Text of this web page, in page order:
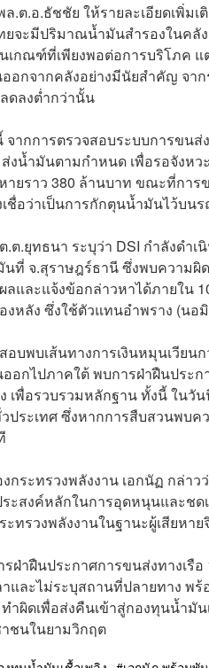
.ต.อ.ธัชชัย ให้รายละเอียดเพิ่ม
ยจะมีปริมาณน้ำมันสำรองในคลัง
เกณฑ์ที่เพียงพอต่อการบริโภค
อกจากคลังอย่างมีนัยสำคัญ จา
ดลงต่ำกว่านั้น
จากการตรวจสอบระบบการขน
งน้ำมันตามกำหนด เพื่อรอจังห
ายราว 380 ล้านบาท ขณะที่กา
เชื่อว่าเป็นการกักตุนน้ำมันไว้บน
ต.ยุทธนา ระบุว่า DSI กำลังดำ
ที่ จ.สุราษฎร์ธานี ซึ่งพบความผิ
ลและแจ้งข้อกล่าวหาได้ภายใน
งหลัง ซึ่งใช้ตัวแทนอำพราง (นอ
อบพบเส้นทางการเงินหมุนเวียน
อกไปภาคใต้ พบการฝ่าฝืนประก
เพื่อรวบรวมหลักฐาน ทั้งนี้ ในวั
ประเทศ ซึ่งหากการสืบสวนพบ
กระทรวงพลังงาน เอกนัฏ กล่า
ะสงค์หลักในการอุดหนุนและชด
ทรวงพลังงานในฐานะผู้เสียหา
ฝ่าฝืนประกาศการขนส่งทางเรื
าและไม่ระบุสถานที่ปลายทาง พ
ำผิดเพื่อส่งคืนเข้าสู่กองทุนน้ำมัน
ชนในยามวิกฤต